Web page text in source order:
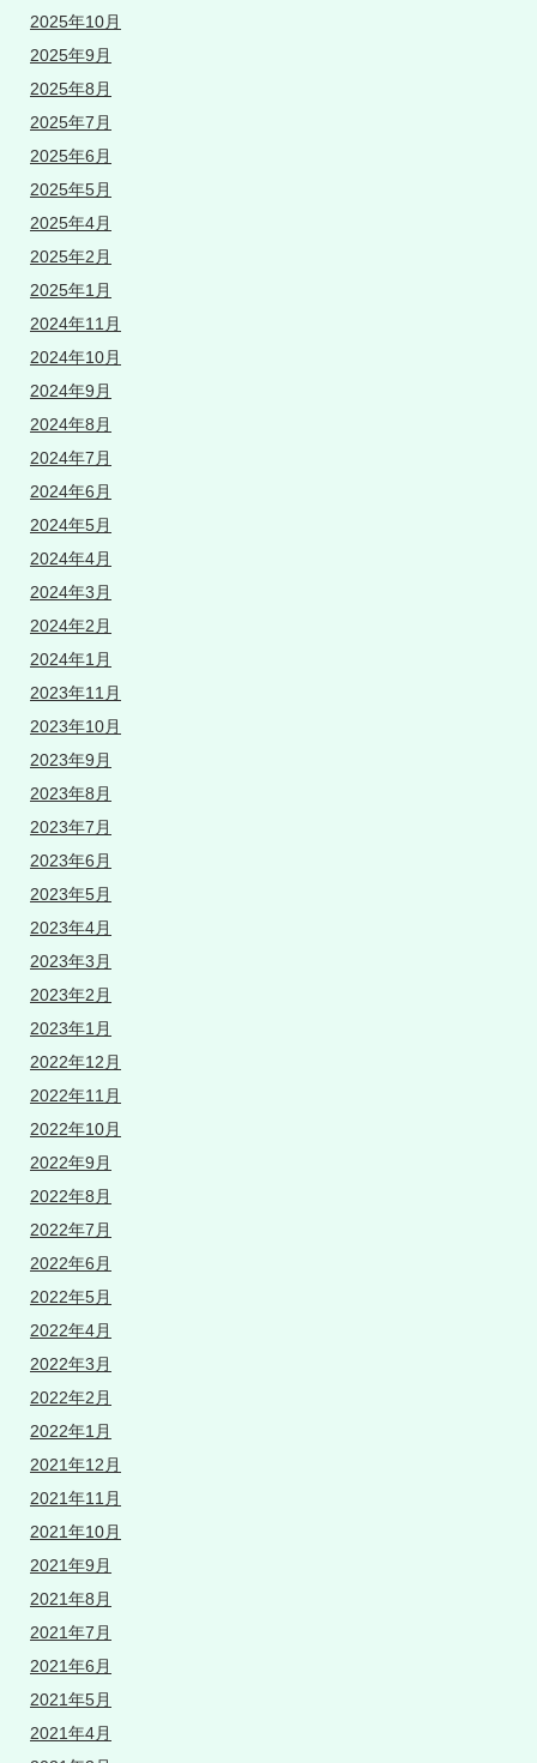
2025年10月
2025年9月
2025年8月
2025年7月
2025年6月
2025年5月
2025年4月
2025年2月
2025年1月
2024年11月
2024年10月
2024年9月
2024年8月
2024年7月
2024年6月
2024年5月
2024年4月
2024年3月
2024年2月
2024年1月
2023年11月
2023年10月
2023年9月
2023年8月
2023年7月
2023年6月
2023年5月
2023年4月
2023年3月
2023年2月
2023年1月
2022年12月
2022年11月
2022年10月
2022年9月
2022年8月
2022年7月
2022年6月
2022年5月
2022年4月
2022年3月
2022年2月
2022年1月
2021年12月
2021年11月
2021年10月
2021年9月
2021年8月
2021年7月
2021年6月
2021年5月
2021年4月